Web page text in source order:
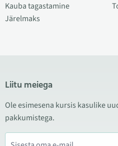
Kauba tagastamine
Järelmaks
Liitu meiega
Ole esimesena kursis kasulike
pakkumistega.